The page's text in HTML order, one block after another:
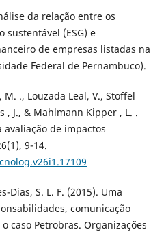
da relação entre os
sustentável (ESG) e
de empresas listadas na
Federal de Pernambuco).
M. ., Louzada Leal, V., Stoffel
, J., & Mahlmann Kipper , L. .
avaliação de impactos
9-14.
Dias, S. L. F. (2015). Uma
comunicação
caso Petrobras. Organizações